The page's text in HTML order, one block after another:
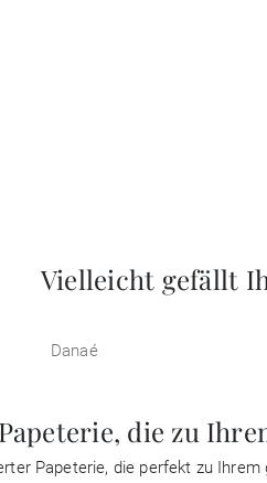
Vielleicht gefällt
Danaé
Papeterie, die zu
Papeterie, die perfekt zu